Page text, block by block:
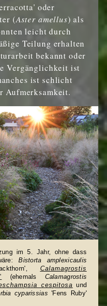
oder
(Aster amellus) als
leicht durch
Teilung erhalten
bekannt oder
Vergänglichkeit ist
ist schlicht
Aufmerksamkeit.
im 5. Jahr, ohne dass
Bistorta amplexicaulis
Calamagrostis
(ehemals Calamagrostis
cespitosa und
cyparissias 'Fens Ruby'